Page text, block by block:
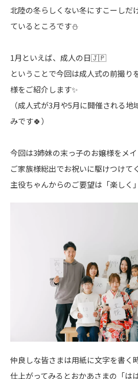
北陸の冬らしくない冬にすこーしだ
ているところです⛄️
1月といえば、成人の日🇯🇵
ということで今回は成人式の前撮り
様をご紹介します✨
（成人式が3月や5月に開催される
みです🍀）
今回は3姉妹の末っ子のお嬢様をメ
ご家族様総出でお祝いに駆けつけて
主役ちゃんからのご要望は「楽しく
仲良しな皆さまは用紙に文字を書
仕上がってみるとおかあさまの「は